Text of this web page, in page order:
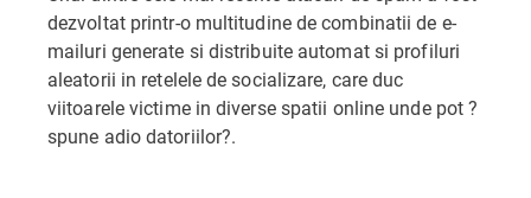
dezvoltat printr-o multitudine de combinatii de e-
mailuri generate si distribuite automat si profiluri
aleatorii in retelele de socializare, care duc
viitoarele victime in diverse spatii online unde pot ?
spune adio datoriilor?.